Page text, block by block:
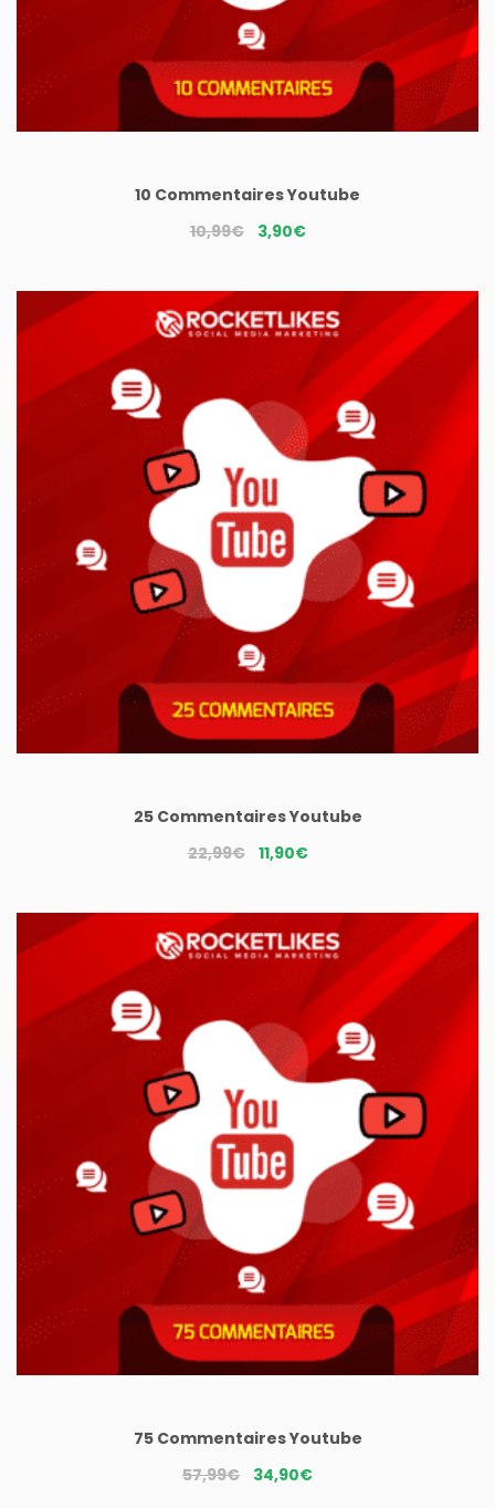
10 Commentaires Youtube
10,99€ Le
initial
était :
3,90€Le
actuel
est :
3,90€.
25 Commentaires Youtube
22,99€ Le
initial
était :
11,90€Le
actuel
est :
11,90€.
75 Commentaires Youtube
57,99€ Le
34,90€Le